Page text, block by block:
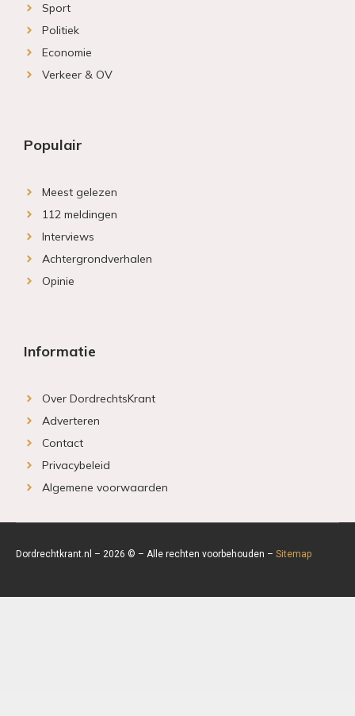
Sport
Politiek
Economie
Verkeer & OV
Populair
Meest gelezen
112 meldingen
Interviews
Achtergrondverhalen
Opinie
Informatie
Over DordrechtsKrant
Adverteren
Contact
Privacybeleid
Algemene voorwaarden
Dordrechtkrant.nl – 2026 © – Alle rechten voorbehouden – Sitemap